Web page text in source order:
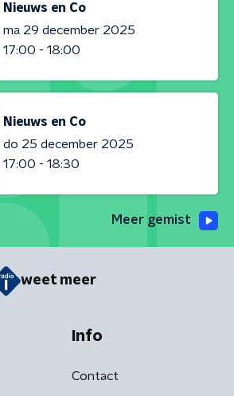
Nieuws en Co
ma 29 december 2025
17:00 - 18:00
Nieuws en Co
do 25 december 2025
17:00 - 18:30
Meer gemist
weet meer
Info
Contact